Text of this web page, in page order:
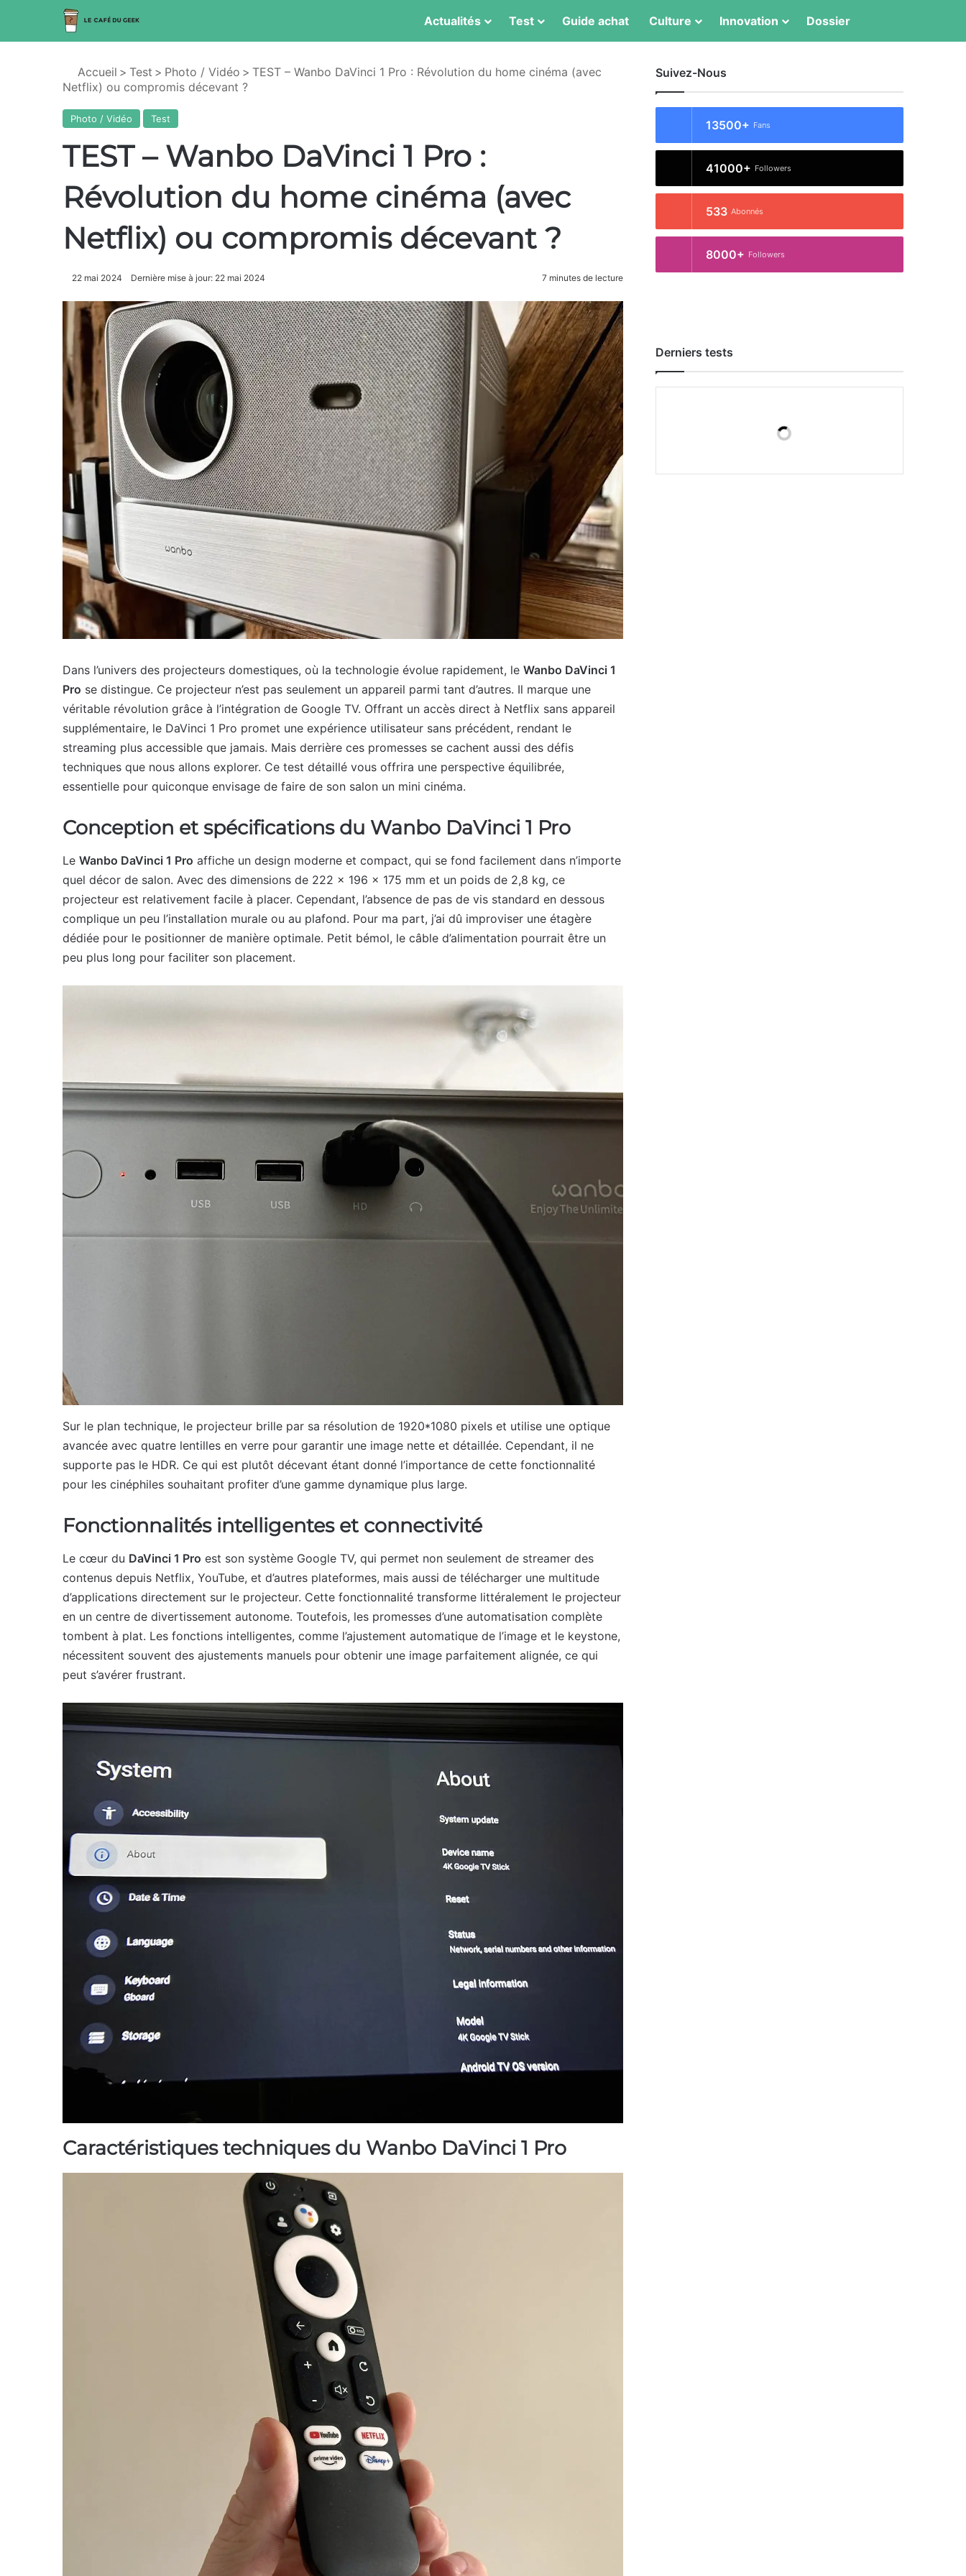
Actualités Test Guide achat Culture Innovation Dossier
Accueil > Test > Photo / Vidéo > TEST – Wanbo DaVinci 1 Pro : Révolution du home cinéma (avec
Netflix) ou compromis décevant ?
Photo / Vidéo Test
TEST – Wanbo DaVinci 1 Pro :
Révolution du home cinéma (avec
Netflix) ou compromis décevant ?
22 mai 2024 Dernière mise à jour: 22 mai 2024 7 minutes de lecture
Dans l’univers des projecteurs domestiques, où la technologie évolue rapidement, le Wanbo DaVinci 1
Pro se distingue. Ce projecteur n’est pas seulement un appareil parmi tant d’autres. Il marque une
véritable révolution grâce à l’intégration de Google TV. Offrant un accès direct à Netflix sans appareil
supplémentaire, le DaVinci 1 Pro promet une expérience utilisateur sans précédent, rendant le
streaming plus accessible que jamais. Mais derrière ces promesses se cachent aussi des défis
techniques que nous allons explorer. Ce test détaillé vous offrira une perspective équilibrée,
essentielle pour quiconque envisage de faire de son salon un mini cinéma.
Conception et spécifications du Wanbo DaVinci 1 Pro
Le Wanbo DaVinci 1 Pro affiche un design moderne et compact, qui se fond facilement dans n’importe
quel décor de salon. Avec des dimensions de 222 x 196 x 175 mm et un poids de 2,8 kg, ce
projecteur est relativement facile à placer. Cependant, l’absence de pas de vis standard en dessous
complique un peu l’installation murale ou au plafond. Pour ma part, j’ai dû improviser une étagère
dédiée pour le positionner de manière optimale. Petit bémol, le câble d’alimentation pourrait être un
peu plus long pour faciliter son placement.
Sur le plan technique, le projecteur brille par sa résolution de 1920*1080 pixels et utilise une optique
avancée avec quatre lentilles en verre pour garantir une image nette et détaillée. Cependant, il ne
supporte pas le HDR. Ce qui est plutôt décevant étant donné l’importance de cette fonctionnalité
pour les cinéphiles souhaitant profiter d’une gamme dynamique plus large.
Fonctionnalités intelligentes et connectivité
Le cœur du DaVinci 1 Pro est son système Google TV, qui permet non seulement de streamer des
contenus depuis Netflix, YouTube, et d’autres plateformes, mais aussi de télécharger une multitude
d’applications directement sur le projecteur. Cette fonctionnalité transforme littéralement le projecteur
en un centre de divertissement autonome. Toutefois, les promesses d’une automatisation complète
tombent à plat. Les fonctions intelligentes, comme l’ajustement automatique de l’image et le keystone,
nécessitent souvent des ajustements manuels pour obtenir une image parfaitement alignée, ce qui
peut s’avérer frustrant.
Caractéristiques techniques du Wanbo DaVinci 1 Pro
Suivez-Nous
13500+ Fans
41000+ Followers
533 Abonnés
8000+ Followers
Derniers tests